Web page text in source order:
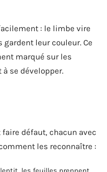
: le limbe vire
leur couleur. Ce
marqué sur les
se développer.
défaut, chacun avec
les reconnaître :